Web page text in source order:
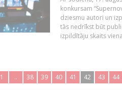
konkursam
dziesmu autori un
tās nedrīkst būt
izpildītāju skaits
1 .. 38 39 40 41 42 43 44